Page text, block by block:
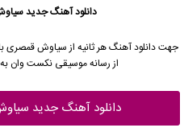
دانلود آهنگ جدید
جهت دانلود آهنگ هر ثانیه از سیاوش قمصری
از رسانه موسیقی نکست وان
دانلود آهنگ جدید